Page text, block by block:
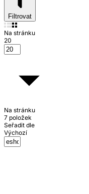
Filtrovat
Na stránku
20
Na stránku
7 položek
Seřadit dle
Výchozí